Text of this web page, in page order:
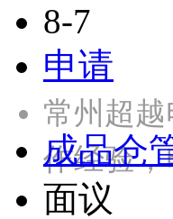
8-7
申请
常州超
作经验
成品仓
面议